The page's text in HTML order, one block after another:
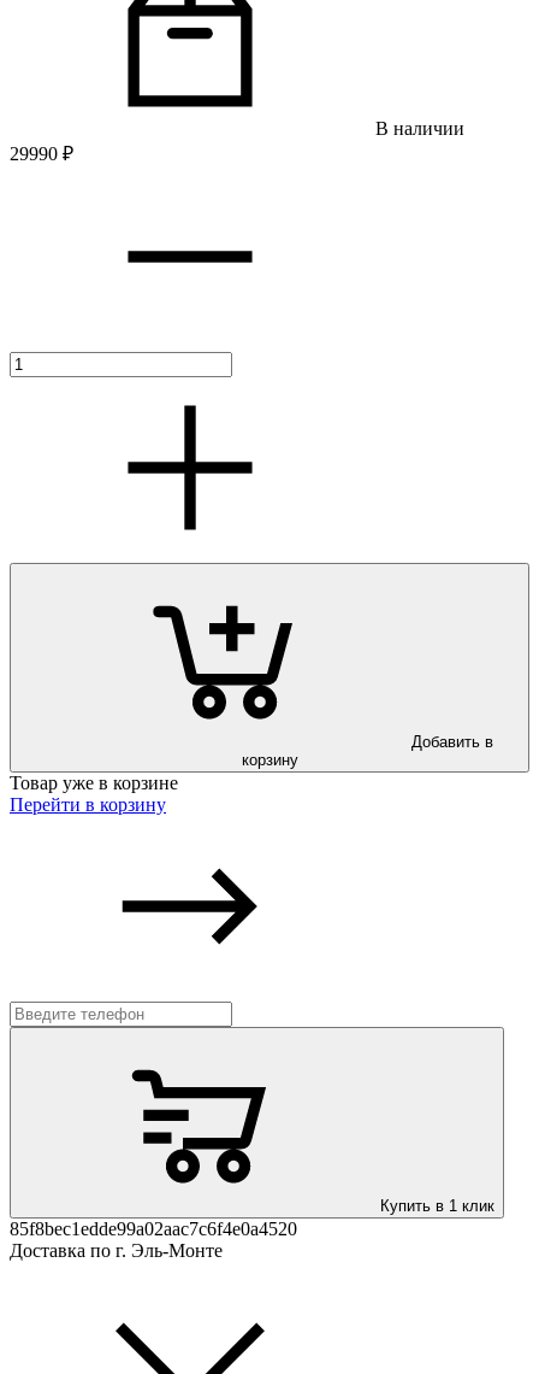
В наличии
29990 ₽
корзину
Товар уже в корзине
Перейти в корзину
Купить в 1 клик
85f8bec1edde99a02aac7c6f4e0a4520
Доставка по г. Эль-Монте